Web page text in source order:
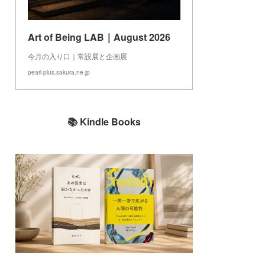
Art of Being LAB｜August 2026
今月の入り口｜常設展と企画展
pearl-plus.sakura.ne.jp
📚 Kindle Books